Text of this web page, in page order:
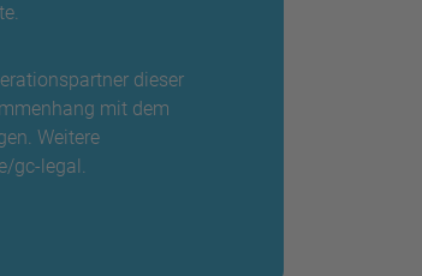
dieser
mit dem
Weitere
gc-legal.